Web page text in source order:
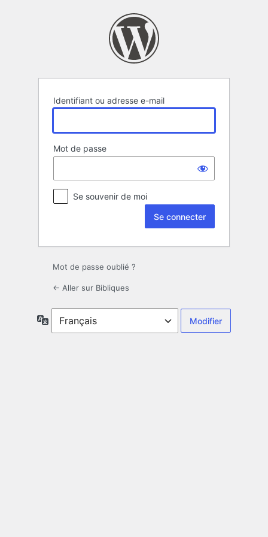
Identifiant ou adresse e-mail
Mot de passe
Se souvenir de moi
Mot de passe oublié ?
← Aller sur Bibliques
Langue